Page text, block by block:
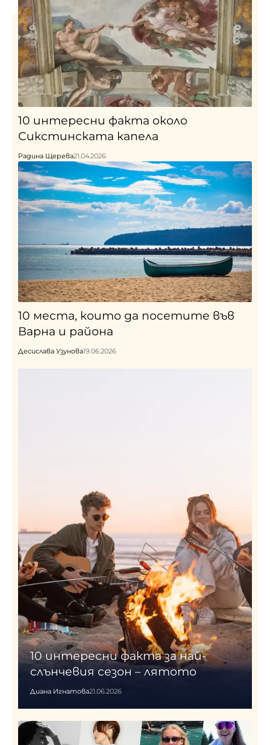
10 интересни факта около
Сикстинската капела
Радина Щерева21.04.2026
10 места, които да посетите във
Варна и района
Десислава Узунова19.06.2026
10 интересни факта за най-
слънчевия сезон – лятото
Диана Игнатова21.06.2026